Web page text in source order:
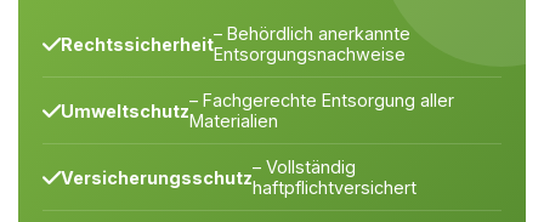
Rechtssicherheit– Behördlich anerkannte
Entsorgungsnachweise
Umweltschutz– Fachgerechte Entsorgung aller
Materialien
Versicherungsschutz– Vollständig
haftpflichtversichert